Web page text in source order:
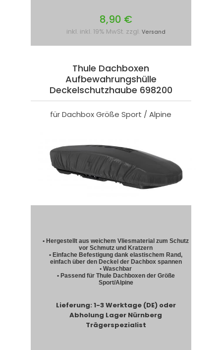
8,90 €
inkl. inkl. 19% MwSt. zzgl. Versand
Thule Dachboxen
Aufbewahrungshülle
Deckelschutzhaube 698200
für Dachbox Größe Sport / Alpine
• Hergestellt aus weichem Vliesmaterial zum Schutz
vor Schmutz und Kratzern
• Einfache Befestigung dank elastischem Rand,
einfach über den Deckel der Dachbox spannen
• Waschbar
• Passend für Thule Dachboxen der Größe
Sport/Alpine
Lieferung: 1-3 Werktage (DE) oder
Abholung Lager Nürnberg
Trägerspezialist